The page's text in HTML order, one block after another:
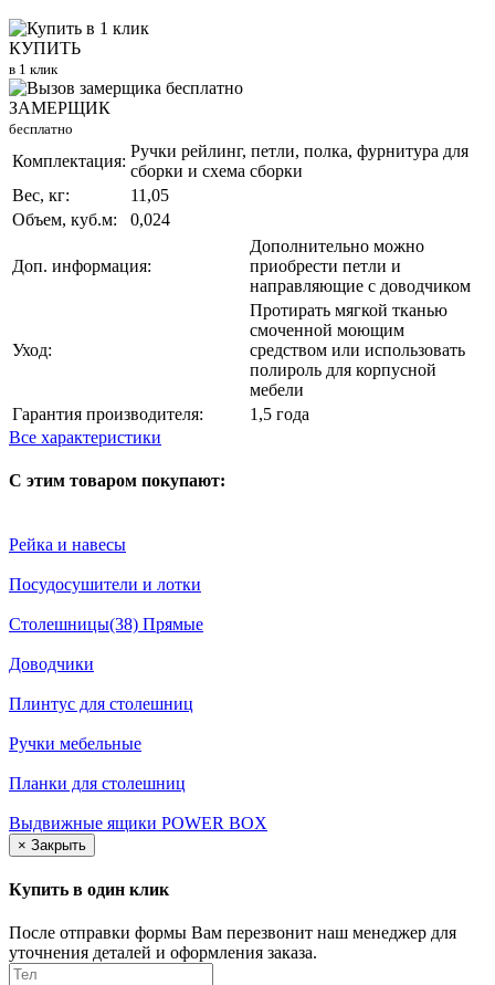
КУПИТЬ
в 1 клик
ЗАМЕРЩИК
бесплатно
Комплектация:
Ручки рейлинг, петли, полка, фурнитура для
сборки и схема сборки
Вес, кг:
11,05
Объем, куб.м:
0,024
Доп. информация:
Дополнительно можно
приобрести петли и
направляющие с доводчиком
Уход:
Протирать мягкой тканью
смоченной моющим
средством или использовать
полироль для корпусной
мебели
Гарантия производителя:
1,5 года
Все характеристики
С этим товаром покупают:
Рейка и навесы
Посудосушители и лотки
Столешницы(38) Прямые
Доводчики
Плинтус для столешниц
Ручки мебельные
Планки для столешниц
Выдвижные ящики POWER BOX
× Закрыть
Купить в один клик
После отправки формы Вам перезвонит наш менеджер для
уточнения деталей и оформления заказа.